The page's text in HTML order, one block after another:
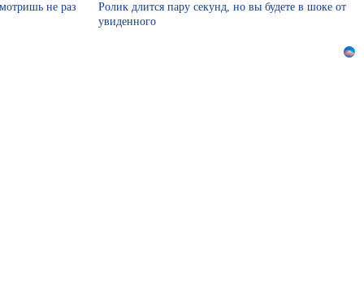
не раз
Ролик длится пару секунд, но вы будете в шоке от
увиденного